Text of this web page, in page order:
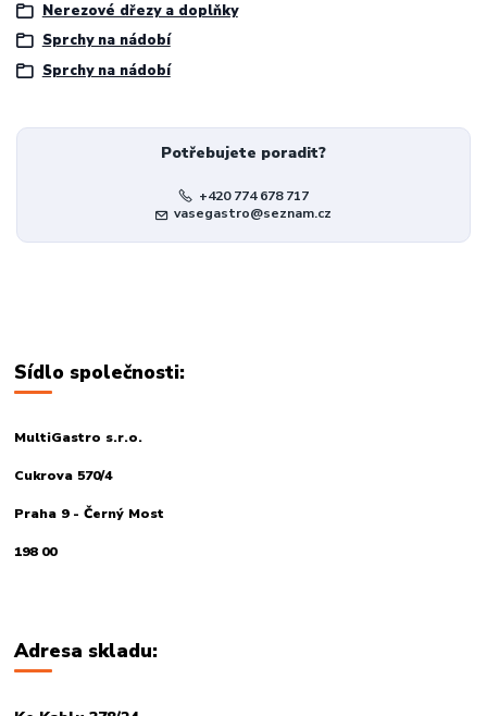
Nerezové dřezy a doplňky
Sprchy na nádobí
Sprchy na nádobí
Potřebujete poradit?
+420 774 678 717
vasegastro@seznam.cz
Sídlo společnosti:
MultiGastro s.r.o.
Cukrova 570/4
Praha 9 - Černý Most
198 00
Adresa skladu: